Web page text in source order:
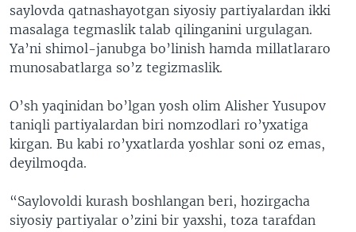
saylovda qatnashayotgan siyosiy partiyalardan ikki
masalaga tegmaslik talab qilinganini urgulagan.
Ya’ni shimol-janubga bo’linish hamda millatlararo
munosabatlarga so’z tegizmaslik.
O’sh yaqinidan bo’lgan yosh olim Alisher Yusupov
taniqli partiyalardan biri nomzodlari ro’yxatiga
kirgan. Bu kabi ro’yxatlarda yoshlar soni oz emas,
deyilmoqda.
“Saylovoldi kurash boshlangan beri, hozirgacha
siyosiy partiyalar o’zini bir yaxshi, toza tarafdan